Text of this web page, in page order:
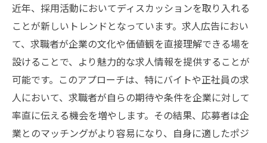
る採用戦略
バイト採用におけるディスカッションの利
点
正社員採用でのディスカッション活用事例
多様な雇用形態に応じた対話型採用
ディスカッションで求める人材像を明確化
バイトからのキャリアパスを描く対話
近年、採用活動においてディスカッションを取り入れる
ことが新しいトレンドとなっています。求人広告におい
て、求職者が企業の文化や価値観を直接理解できる場を
設けることで、より魅力的な求人情報を提供することが
可能です。このアプローチは、特にバイトや正社員の求
人において、求職者が自らの期待や条件を企業に対して
率直に伝える機会を増やします。その結果、応募者は企
業とのマッチングがより容易になり、自身に適したポジ